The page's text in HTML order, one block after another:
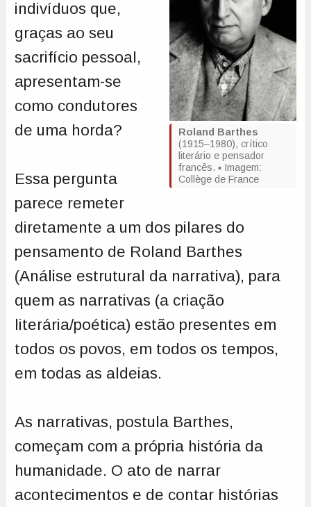
Roland Barthes
(1915–1980), crítico
literário e pensador
francês. ▪ Imagem:
Collège de France
indivíduos que,
graças ao seu
sacrifício pessoal,
apresentam-se
como condutores
de uma horda?
Essa pergunta
parece remeter
diretamente a um dos pilares do
pensamento de Roland Barthes
(Análise estrutural da narrativa), para
quem as narrativas (a criação
literária/poética) estão presentes em
todos os povos, em todos os tempos,
em todas as aldeias.
As narrativas, postula Barthes,
começam com a própria história da
humanidade. O ato de narrar
acontecimentos e de contar histórias